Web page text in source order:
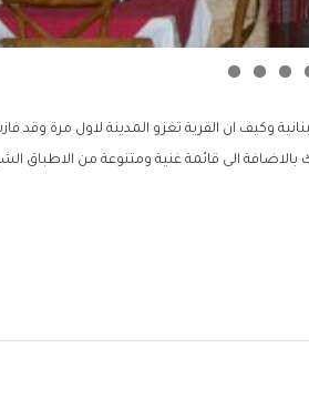
ان القرية تغزو المدينة لاول مرة وقد
الى قائمة غنية ومتنوعة من الاطباق